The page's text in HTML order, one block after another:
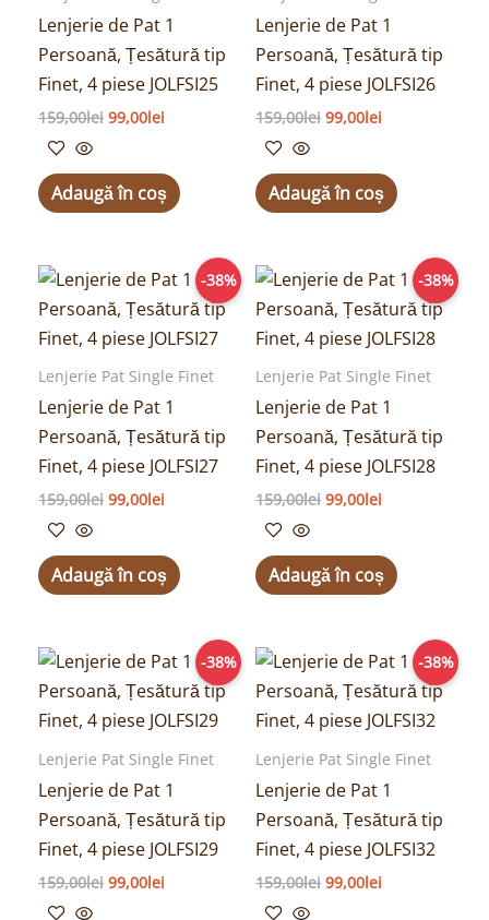
Lenjerie de Pat 1
Persoană, Țesătură tip
Finet, 4 piese JOLFSI25
159,00lei 99,00lei
Adaugă în coș
Lenjerie de Pat 1
Persoană, Țesătură tip
Finet, 4 piese JOLFSI26
159,00lei 99,00lei
Adaugă în coș
-38%
Lenjerie Pat Single Finet
Lenjerie de Pat 1
Persoană, Țesătură tip
Finet, 4 piese JOLFSI27
159,00lei
Prețul
inițial
a
fost:
159,00lei.
99,00lei
Prețul
curent
este:
99,00lei.
Adaugă în coș
-38%
Lenjerie Pat Single Finet
Lenjerie de Pat 1
Persoană, Țesătură tip
Finet, 4 piese JOLFSI28
159,00lei
Prețul
inițial
a
fost:
159,00lei.
99,00lei
Prețul
curent
este:
99,00lei.
Adaugă în coș
-38%
Lenjerie Pat Single Finet
Lenjerie de Pat 1
Persoană, Țesătură tip
Finet, 4 piese JOLFSI29
159,00lei
Prețul
a
fost:
159,00lei.
99,00lei
Prețul
curent
este:
99,00lei.
-38%
Lenjerie Pat Single Finet
Lenjerie de Pat 1
Persoană, Țesătură tip
Finet, 4 piese JOLFSI32
159,00lei
Prețul
a
fost:
159,00lei.
99,00lei
Prețul
curent
este:
99,00lei.